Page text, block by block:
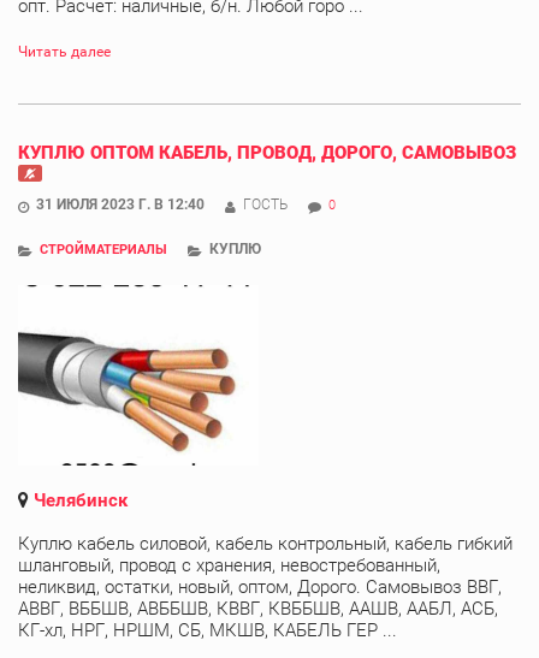
опт. Расчет: наличные, б/н. Любой горо ...
Читать далее
КУПЛЮ ОПТОМ КАБЕЛЬ, ПРОВОД, ДОРОГО, САМОВЫВОЗ
31 ИЮЛЯ 2023 Г. В 12:40 ГОСТЬ 0
СТРОЙМАТЕРИАЛЫ КУПЛЮ
Челябинск
Куплю кабель силовой, кабель контрольный, кабель гибкий
шланговый, провод с хранения, невостребованный,
неликвид, остатки, новый, оптом, Дорого. Самовывоз ВВГ,
АВВГ, ВББШВ, АВББШВ, КВВГ, КВББШВ, ААШВ, ААБЛ, АСБ,
КГ-хл, НРГ, НРШМ, СБ, МКШВ, КАБЕЛЬ ГЕР ...